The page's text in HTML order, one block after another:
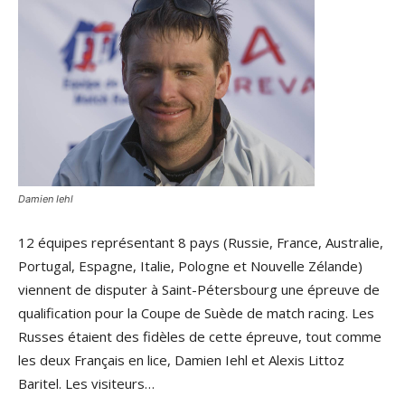
Damien Iehl
12 équipes représentant 8 pays (Russie, France, Australie,
Portugal, Espagne, Italie, Pologne et Nouvelle Zélande)
viennent de disputer à Saint-Pétersbourg une épreuve de
qualification pour la Coupe de Suède de match racing. Les
Russes étaient des fidèles de cette épreuve, tout comme
les deux Français en lice, Damien Iehl et Alexis Littoz
Baritel. Les visiteurs…